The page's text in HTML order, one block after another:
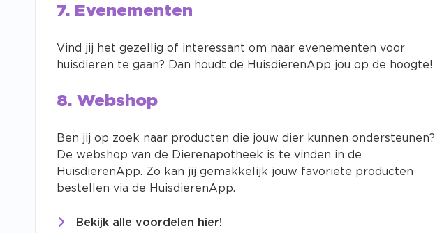
7. Evenementen
Vind jij het gezellig of interessant om naar evenementen voor
huisdieren te gaan? Dan houdt de HuisdierenApp jou op de hoogte!
8. Webshop
Ben jij op zoek naar producten die jouw dier kunnen ondersteunen?
De webshop van de Dierenapotheek is te vinden in de
HuisdierenApp. Zo kan jij gemakkelijk jouw favoriete producten
bestellen via de HuisdierenApp.
Bekijk alle voordelen hier!